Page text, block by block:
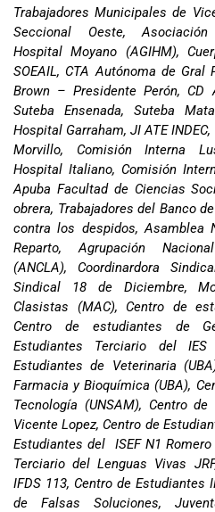
Trabajadores Municipales de
Seccional Oeste,
Hospital Moyano (AGIHM),
SOEAIL, CTA Autónoma de Gral
Brown – Presidente Perón, CD
Suteba Ensenada, Suteba
Hospital Garraham, JI ATE
Morvillo, Comisión Interna
Hospital Italiano, Comisión
Apuba Facultad de Ciencias
obrera, Trabajadores del Banco
contra los despidos, Asamblea
Reparto, Agrupación
(ANCLA), Coordinardora
Sindical 18 de Diciembre,
Clasistas (MAC), Centro de
Centro de estudiantes de
Estudiantes Terciario del
Estudiantes de Veterinaria
Farmacia y Bioquímica (UBA),
Tecnología (UNSAM), Centro
Vicente Lopez, Centro de
Estudiantes del ISEF N1
Terciario del Lenguas Vivas
IFDS 113, Centro de Estudiantes
de Falsas Soluciones,